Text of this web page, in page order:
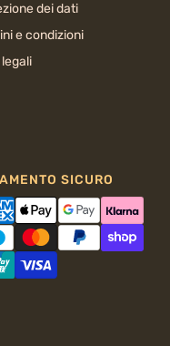
dei dati
e condizioni
SICURO